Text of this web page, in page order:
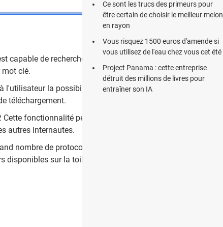
capable de rechercher n'importe quel fichier sur la toile. Il
clé.
la possibilité de transférer les éléments trouvés
téléchargement.
fonctionnalité permet à la fois de partager des fichiers
autres internautes.
nombre de protocoles. On peut citer HTTP, HTTPS, p2p,
disponibles sur la toile.
Ce sont les trucs des primeurs pour
être certain de choisir le meilleur melon
en rayon
Vous risquez 1500 euros d'amende si
vous utilisez de l'eau chez vous cet été
Project Panama : cette entreprise
détruit des millions de livres pour
entraîner son IA